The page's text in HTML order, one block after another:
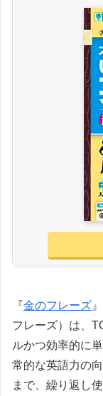
『金のフレーズ
フレーズ）は、
ルかつ効率的に
常的な英語力の
まで、繰り返し